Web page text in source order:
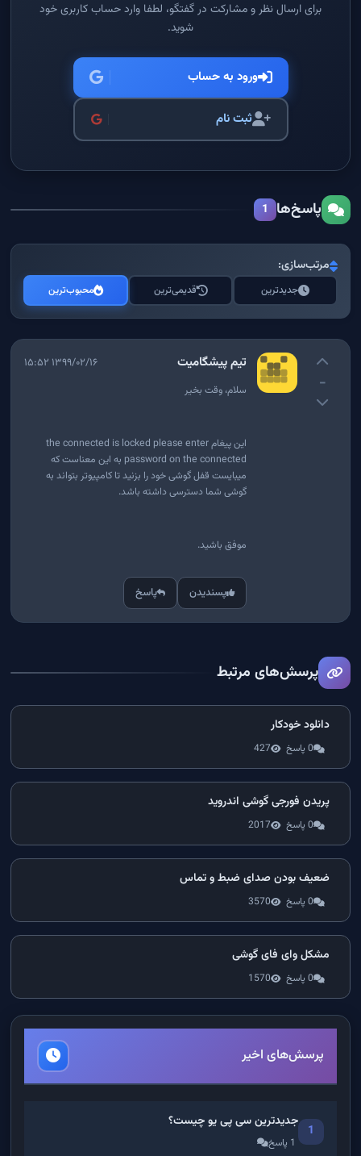
برای ارسال نظر و مشارکت در گفتگو، لطفا وارد حساب کاربری خود
شوید.
ورود به حساب
ثبت نام
پاسخ‌ها 1
مرتب‌سازی:
جدیدترین قدیمی‌ترین محبوب‌ترین
-
تیم پیشگامیت
۱۳۹۹/۰۲/۱۶ ۱۵:۵۲
سلام، وقت بخیر
این پیغام the connected is locked please enter
password on the connected به این معناست که
میبایست قفل گوشی خود را بزنید تا کامپیوتر بتواند به
گوشی شما دسترسی داشته باشد.
موفق باشید.
پسندیدن پاسخ
پرسش‌های مرتبط
دانلود خودکار
0 پاسخ 427
پریدن فورجی گوشی اندروید
0 پاسخ 2017
ضعیف بودن صدای ضبط و تماس
0 پاسخ 3570
مشکل وای فای گوشی
0 پاسخ 1570
پرسش‌های اخیر
1
جدیدترین سی پی یو چیست؟
1 پاسخ